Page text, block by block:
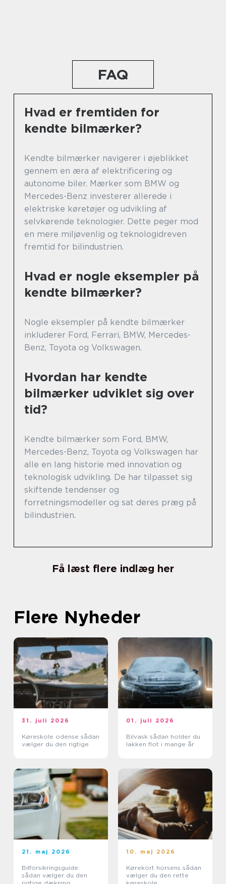
FAQ
Hvad er fremtiden for
kendte bilmærker?
Kendte bilmærker navigerer i øjeblikket
gennem en æra af elektrificering og
autonome biler. Mærker som BMW og
Mercedes-Benz investerer allerede i
elektriske køretøjer og udvikling af
selvkørende teknologier. Dette peger mod
en mere miljøvenlig og teknologidreven
fremtid for bilindustrien.
Hvad er nogle eksempler på
kendte bilmærker?
Nogle eksempler på kendte bilmærker
inkluderer Ford, Ferrari, BMW, Mercedes-
Benz, Toyota og Volkswagen.
Hvordan har kendte
bilmærker udviklet sig over
tid?
Kendte bilmærker som Ford, BMW,
Mercedes-Benz, Toyota og Volkswagen har
alle en lang historie med innovation og
teknologisk udvikling. De har tilpasset sig
skiftende tendenser og
forretningsmodeller og sat deres præg på
bilindustrien.
Få læst flere indlæg her
Flere Nyheder
31. juli 2026
Køreskole odense sådan
vælger du den rigtige
01. juli 2026
Bilvask sådan holder du
lakken flot i mange år
21. maj 2026
Bilforsikringsguide:
sådan vælger du den
10. maj 2026
Kørekort horsens sådan
vælger du den rette